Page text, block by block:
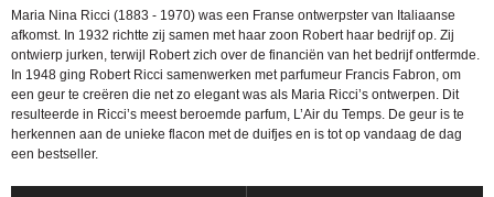
Maria Nina Ricci (1883 - 1970) was een Franse ontwerpster van Italiaanse
afkomst. In 1932 richtte zij samen met haar zoon Robert haar bedrijf op. Zij
ontwierp jurken, terwijl Robert zich over de financiën van het bedrijf ontfermde.
In 1948 ging Robert Ricci samenwerken met parfumeur Francis Fabron, om
een geur te creëren die net zo elegant was als Maria Ricci’s ontwerpen. Dit
resulteerde in Ricci’s meest beroemde parfum, L’Air du Temps. De geur is te
herkennen aan de unieke flacon met de duifjes en is tot op vandaag de dag
een bestseller.